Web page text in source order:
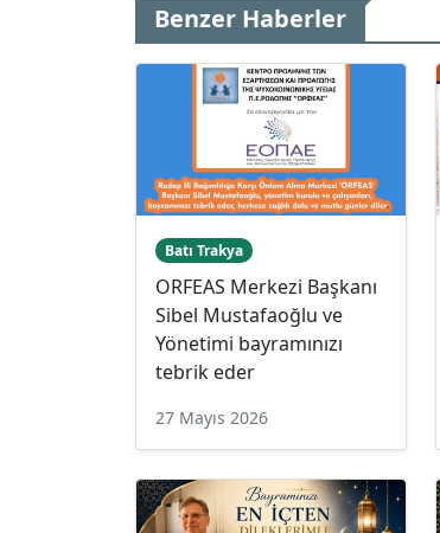
Benzer Haberler
Batı Trakya
ORFEAS Merkezi Başkanı
Sibel Mustafaoğlu ve
Yönetimi bayramınızı
tebrik eder
27 Mayıs 2026